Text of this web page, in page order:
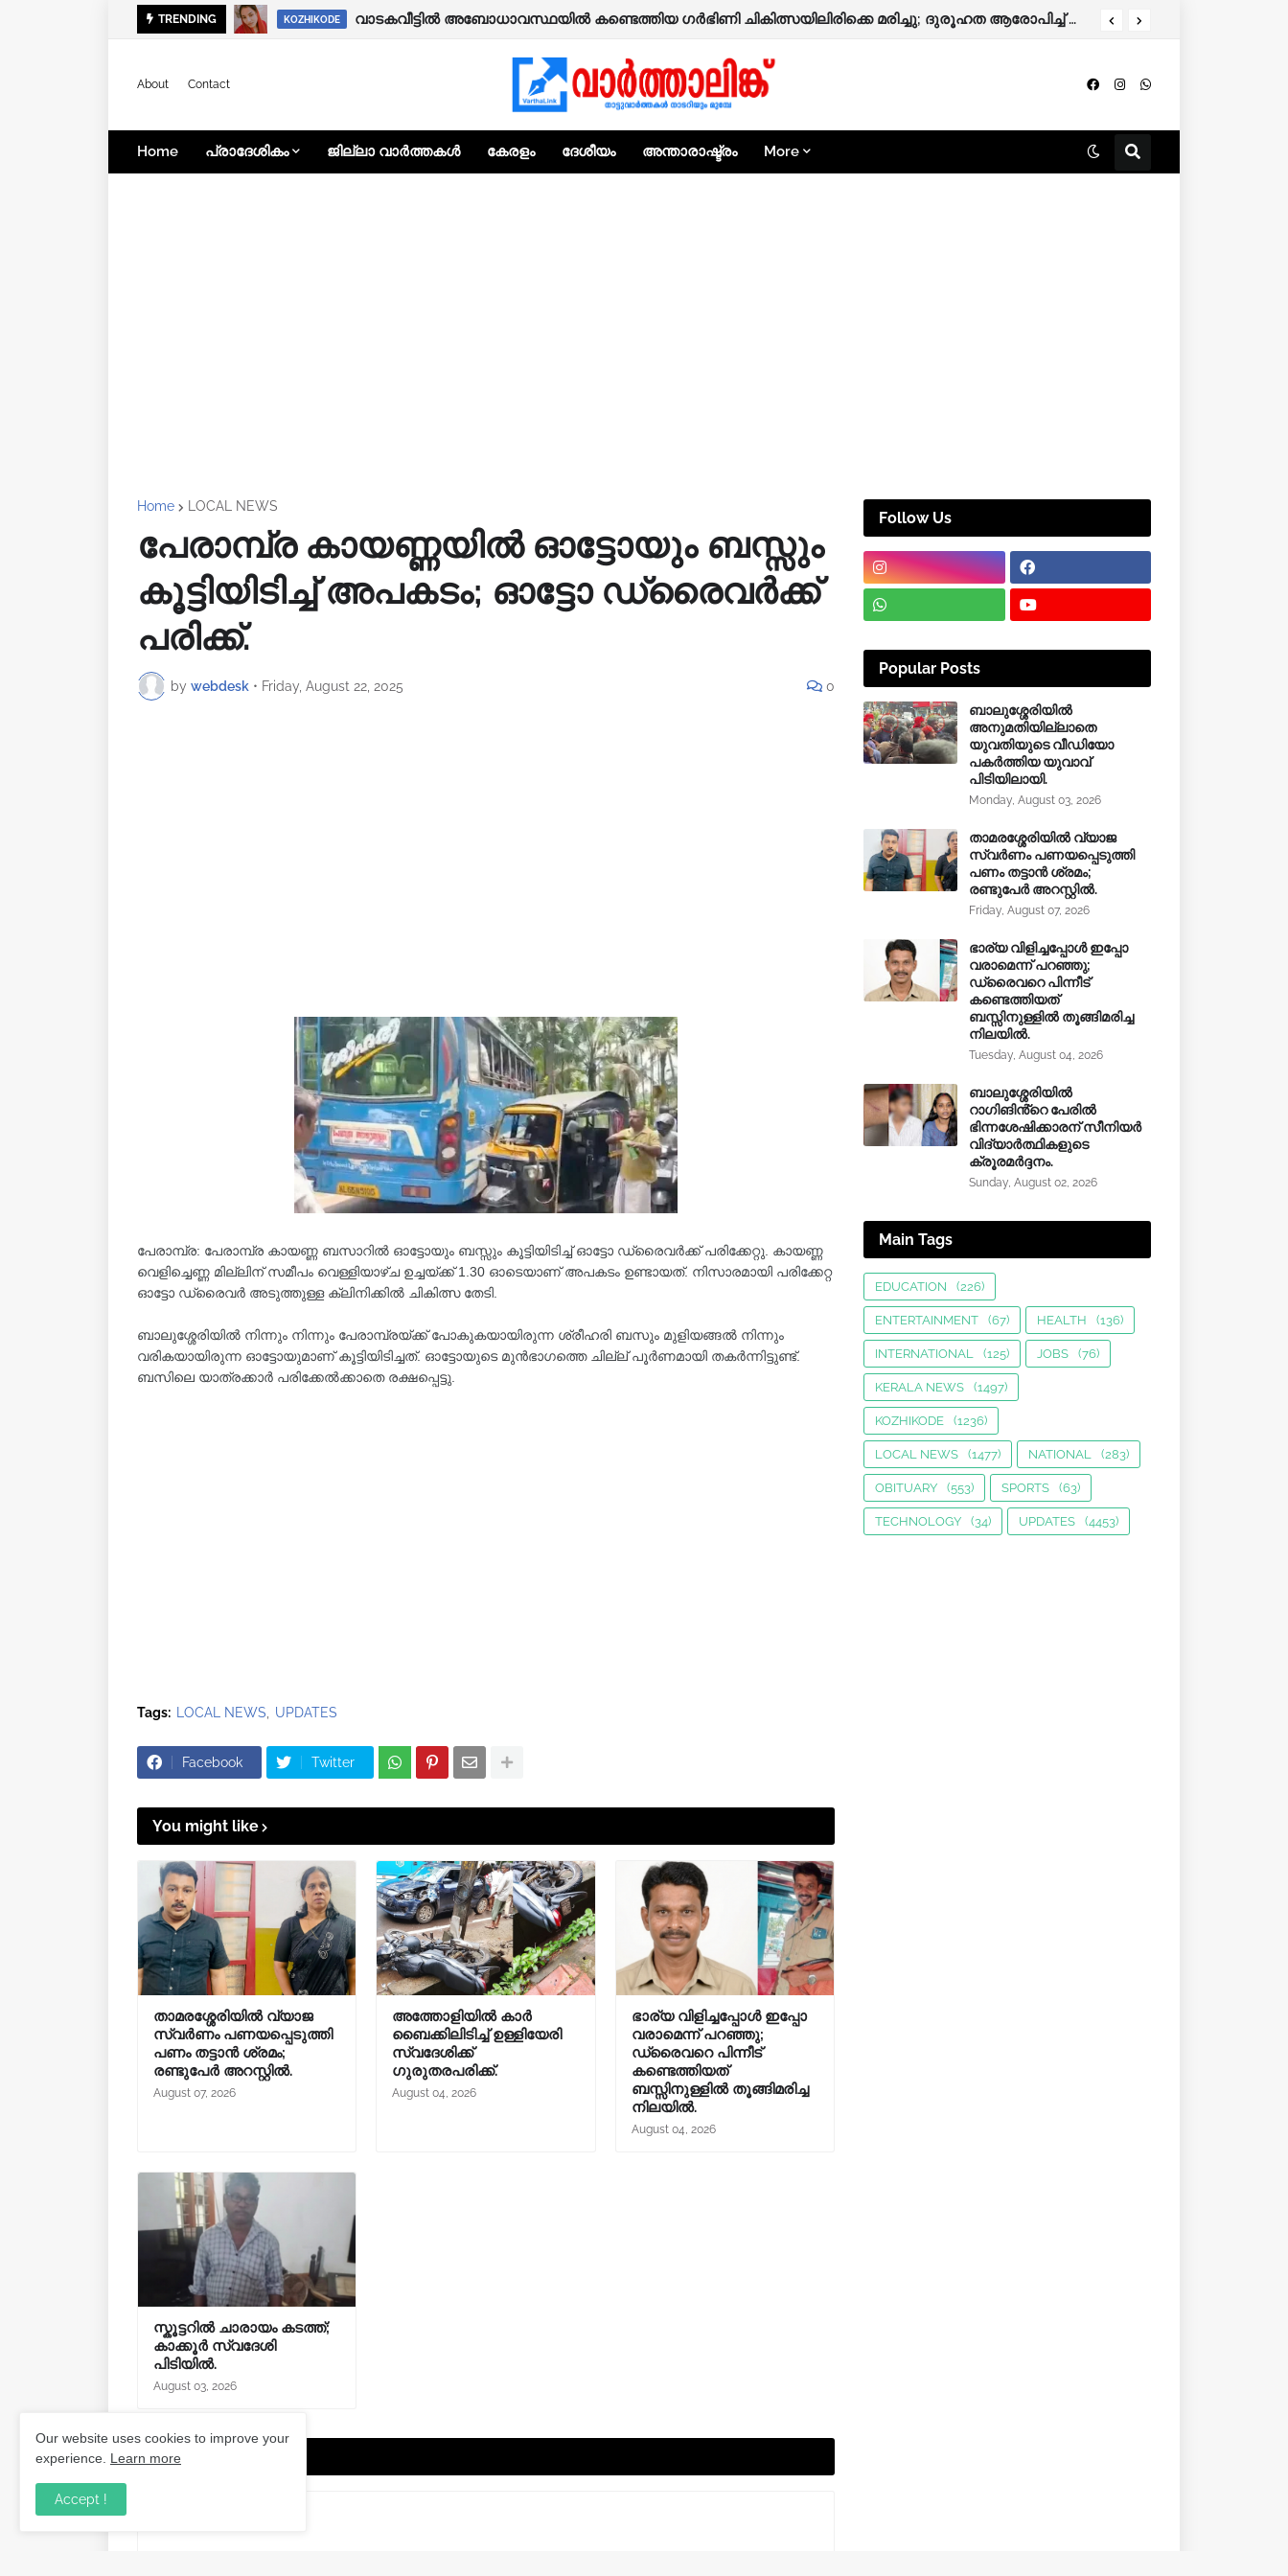
TRENDING KOZHIKODE
KOZHIKODE കൊയിലാണ്ടിയിലെ ആക്രിക്കടയിൽ സംഘർഷം; നാലുപേർക്ക് പരിക്ക്.
About Contact
Home പ്രാദേശികം ജില്ലാ വാർത്തകൾ കേരളം ദേശീയം അന്താരാഷ്ട്രം More
Home LOCAL NEWS
പേരാമ്പ്ര കായണ്ണയിൽ ഓട്ടോയും ബസ്സും
കൂട്ടിയിടിച്ച് അപകടം; ഓട്ടോ ഡ്രൈവർക്ക്
പരിക്ക്.
by webdesk • Friday, August 22, 2025 0
പേരാമ്പ്ര: പേരാമ്പ്ര കായണ്ണ ബസാറിൽ ഓട്ടോയും ബസ്സും കൂട്ടിയിടിച്ച് ഓട്ടോ ഡ്രൈവർക്ക് പരിക്കേറ്റു. കായണ്ണ
വെളിച്ചെണ്ണ മില്ലിന് സമീപം വെള്ളിയാഴ്ച ഉച്ചയ്ക്ക്‌ 1.30 ഓടെയാണ് അപകടം ഉണ്ടായത്. നിസാരമായി പരിക്കേറ്റ
ഓട്ടോ ഡ്രൈവർ അടുത്തുള്ള ക്ലിനിക്കിൽ ചികിത്സ തേടി.
ബാലുശ്ശേരിയില്‍ നിന്നും നിന്നും പേരാമ്പ്രയ്ക്ക്‌ പോകുകയായിരുന്ന ശ്രീഹരി ബസും മുളിയങ്ങൽ നിന്നും
വരികയായിരുന്ന ഓട്ടോയുമാണ് കൂട്ടിയിടിച്ചത്. ഓട്ടോയുടെ മുൻഭാഗത്തെ ചില്ല് പൂർണമായി തകർന്നിട്ടുണ്ട്.
ബസിലെ യാത്രക്കാര്‍ പരിക്കേല്‍ക്കാതെ രക്ഷപ്പെട്ടു.
Tags: LOCAL NEWS UPDATES
Facebook Twitter
You might like
താമരശ്ശേരിയിൽ വ്യാജ
സ്വർണം പണയപ്പെടുത്തി
പണം തട്ടാൻ ശ്രമം;
രണ്ടുപേർ അറസ്റ്റിൽ.
August 07, 2026
അത്തോളിയിൽ കാർ
ബൈക്കിലിടിച്ച് ഉള്ളിയേരി
സ്വദേശിക്ക്
ഗുരുതരപരിക്ക്.
August 04, 2026
ഭാര്യ വിളിച്ചപ്പോള്‍ ഇപ്പോ
വരാമെന്ന് പറഞ്ഞു;
ഡ്രൈവറെ പിന്നീട്
കണ്ടെത്തിയത്
ബസ്സിനുള്ളില്‍ തൂങ്ങിമരിച്ച
നിലയിൽ.
August 04, 2026
സ്കൂട്ടറിൽ ചാരായം കടത്ത്;
കാക്കൂർ സ്വദേശി
പിടിയിൽ.
August 03, 2026
Post a Comment
Follow Us
Popular Posts
ബാലുശ്ശേരിയിൽ
അനുമതിയില്ലാതെ
യുവതിയുടെ വീഡിയോ
പകർത്തിയ യുവാവ്
പിടിയിലായി.
Monday, August 03, 2026
താമരശ്ശേരിയിൽ വ്യാജ
സ്വർണം പണയപ്പെടുത്തി
പണം തട്ടാൻ ശ്രമം;
രണ്ടുപേർ അറസ്റ്റിൽ.
Friday, August 07, 2026
ഭാര്യ വിളിച്ചപ്പോള്‍ ഇപ്പോ
വരാമെന്ന് പറഞ്ഞു;
ഡ്രൈവറെ പിന്നീട്
കണ്ടെത്തിയത്
ബസ്സിനുള്ളില്‍ തൂങ്ങിമരിച്ച
നിലയിൽ.
Tuesday, August 04, 2026
ബാലുശ്ശേരിയിൽ
റാഗിങിൻ്റെ പേരിൽ
ഭിന്നശേഷിക്കാരന് സീനിയർ
വിദ്യാർത്ഥികളുടെ
ക്രൂരമര്‍ദ്ദനം.
Sunday, August 02, 2026
Main Tags
EDUCATION (226)
ENTERTAINMENT (67) HEALTH (136)
INTERNATIONAL (125) JOBS (76)
KERALA NEWS (1497)
KOZHIKODE (1236)
LOCAL NEWS (1477) NATIONAL (283)
OBITUARY (553) SPORTS (63)
TECHNOLOGY (34) UPDATES (4453)
Our website uses cookies to improve your
experience. Learn more
Accept !